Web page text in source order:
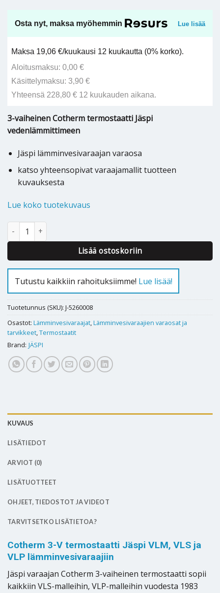
Osta nyt, maksa myöhemmin Lue lisää
Maksa 19,06 €/kuukausi 12 kuukautta (0% korko).
Aloitusmaksu: 0,00 €
Käsittelymaksu: 3,90 €
Yhteensä 228,80 € 12 kuukauden aikana.
3-vaiheinen Cotherm termostaatti Jäspi
vedenlämmittimeen
Jäspi lämminvesivaraajan varaosa
katso yhteensopivat varaajamallit tuotteen
kuvauksesta
Lue koko tuotekuvaus
Jäspi VLM/VLS/VLP varaajan termostaatti Cotherm 3-V - M00708
Lisää ostoskoriin
Tutustu kaikkiin rahoituksiimme! Lue lisää!
Tuotetunnus (SKU): J-5260008
Osastot: Lämminvesivaraajat,Lämminvesivaraajien varaosat ja
tarvikkeet,Termostaatit
Brand: JÄSPI
KUVAUS
LISÄTIEDOT
ARVIOT (0)
LISÄTUOTTEET
OHJEET, TIEDOSTOT JA VIDEOT
TARVITSETKO LISÄTIETOA?
Cotherm 3-V termostaatti Jäspi VLM, VLS ja
VLP lämminvesivaraajiin
Jäspi varaajan Cotherm 3-vaiheinen termostaatti sopii
kaikkiin VLS-malleihin, VLP-malleihin vuodesta 1983